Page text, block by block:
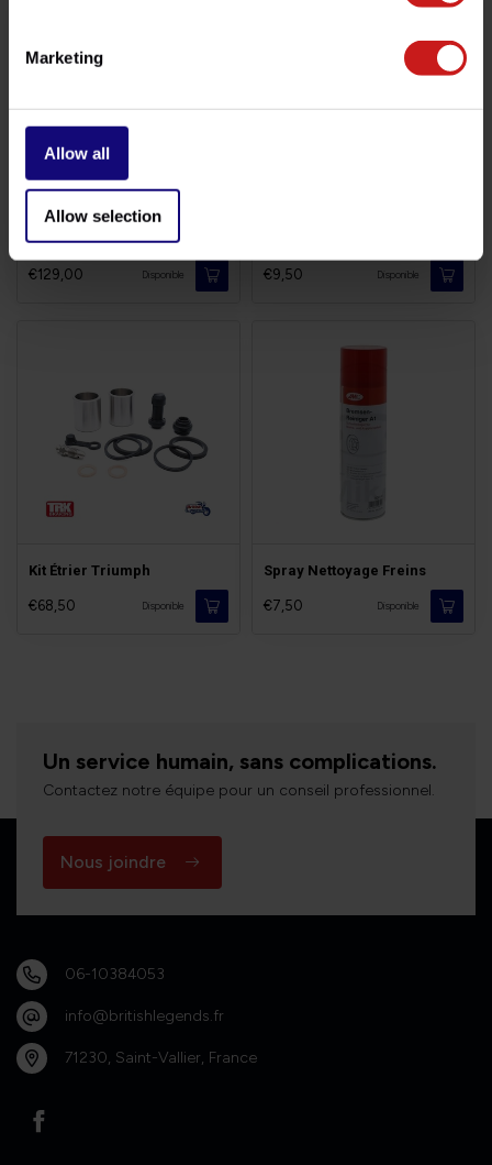
Marketing
Allow all
Allow selection
Disques Thunderbird 900
€129,00 Disponible €9,50 Disponible
Kit Étrier Triumph
€68,50 Disponible
Spray Nettoyage Freins
€7,50 Disponible
Un service humain, sans complications.
Contactez notre équipe pour un conseil professionnel.
Nous joindre
06-10384053
info@britishlegends.fr
71230, Saint-Vallier, France